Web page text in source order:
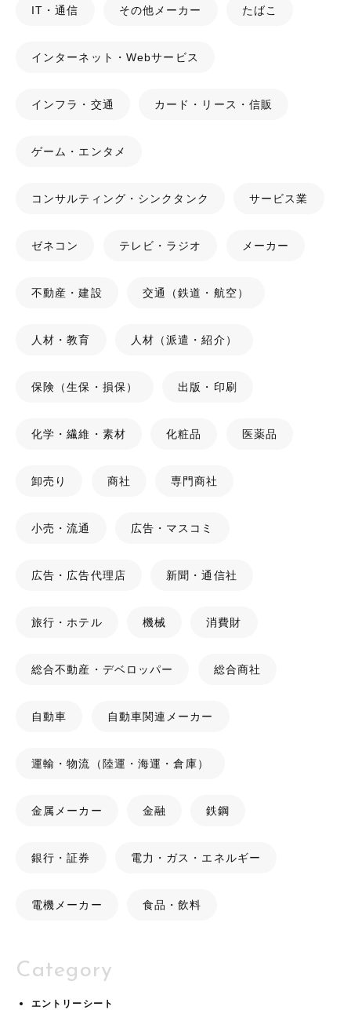
IT・通信 その他メーカー たばこ
インターネット・Webサービス
インフラ・交通 カード・リース・信販
ゲーム・エンタメ
コンサルティング・シンクタンク サービス業
ゼネコン テレビ・ラジオ メーカー
不動産・建設 交通（鉄道・航空）
人材・教育 人材（派遣・紹介）
保険（生保・損保） 出版・印刷
化学・繊維・素材 化粧品 医薬品
卸売り 商社 専門商社
小売・流通 広告・マスコミ
広告・広告代理店 新聞・通信社
旅行・ホテル 機械 消費財
総合不動産・デベロッパー 総合商社
自動車 自動車関連メーカー
運輸・物流（陸運・海運・倉庫）
金属メーカー 金融 鉄鋼
銀行・証券 電力・ガス・エネルギー
電機メーカー 食品・飲料
Category
エントリーシート